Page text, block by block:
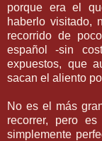
porque era el
haberlo visitado,
recorrido de
español -sin
expuestos, que
sacan el aliento
No es el más
recorrer, pero
simplemente